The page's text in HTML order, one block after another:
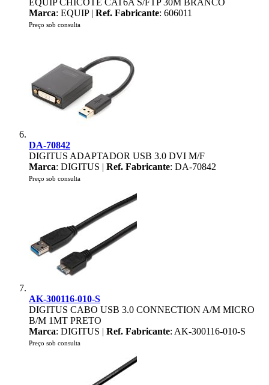
EQUIP CHICOTE CAT6A S/FTP 30M BRANCO
Marca: EQUIP | Ref. Fabricante: 606011
Preço sob consulta
DA-70842
DIGITUS ADAPTADOR USB 3.0 DVI M/F
Marca: DIGITUS | Ref. Fabricante: DA-70842
Preço sob consulta
AK-300116-010-S
DIGITUS CABO USB 3.0 CONNECTION A/M MICRO
B/M 1MT PRETO
Marca: DIGITUS | Ref. Fabricante: AK-300116-010-S
Preço sob consulta